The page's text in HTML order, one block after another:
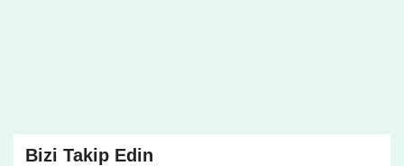
Bizi Takip Edin